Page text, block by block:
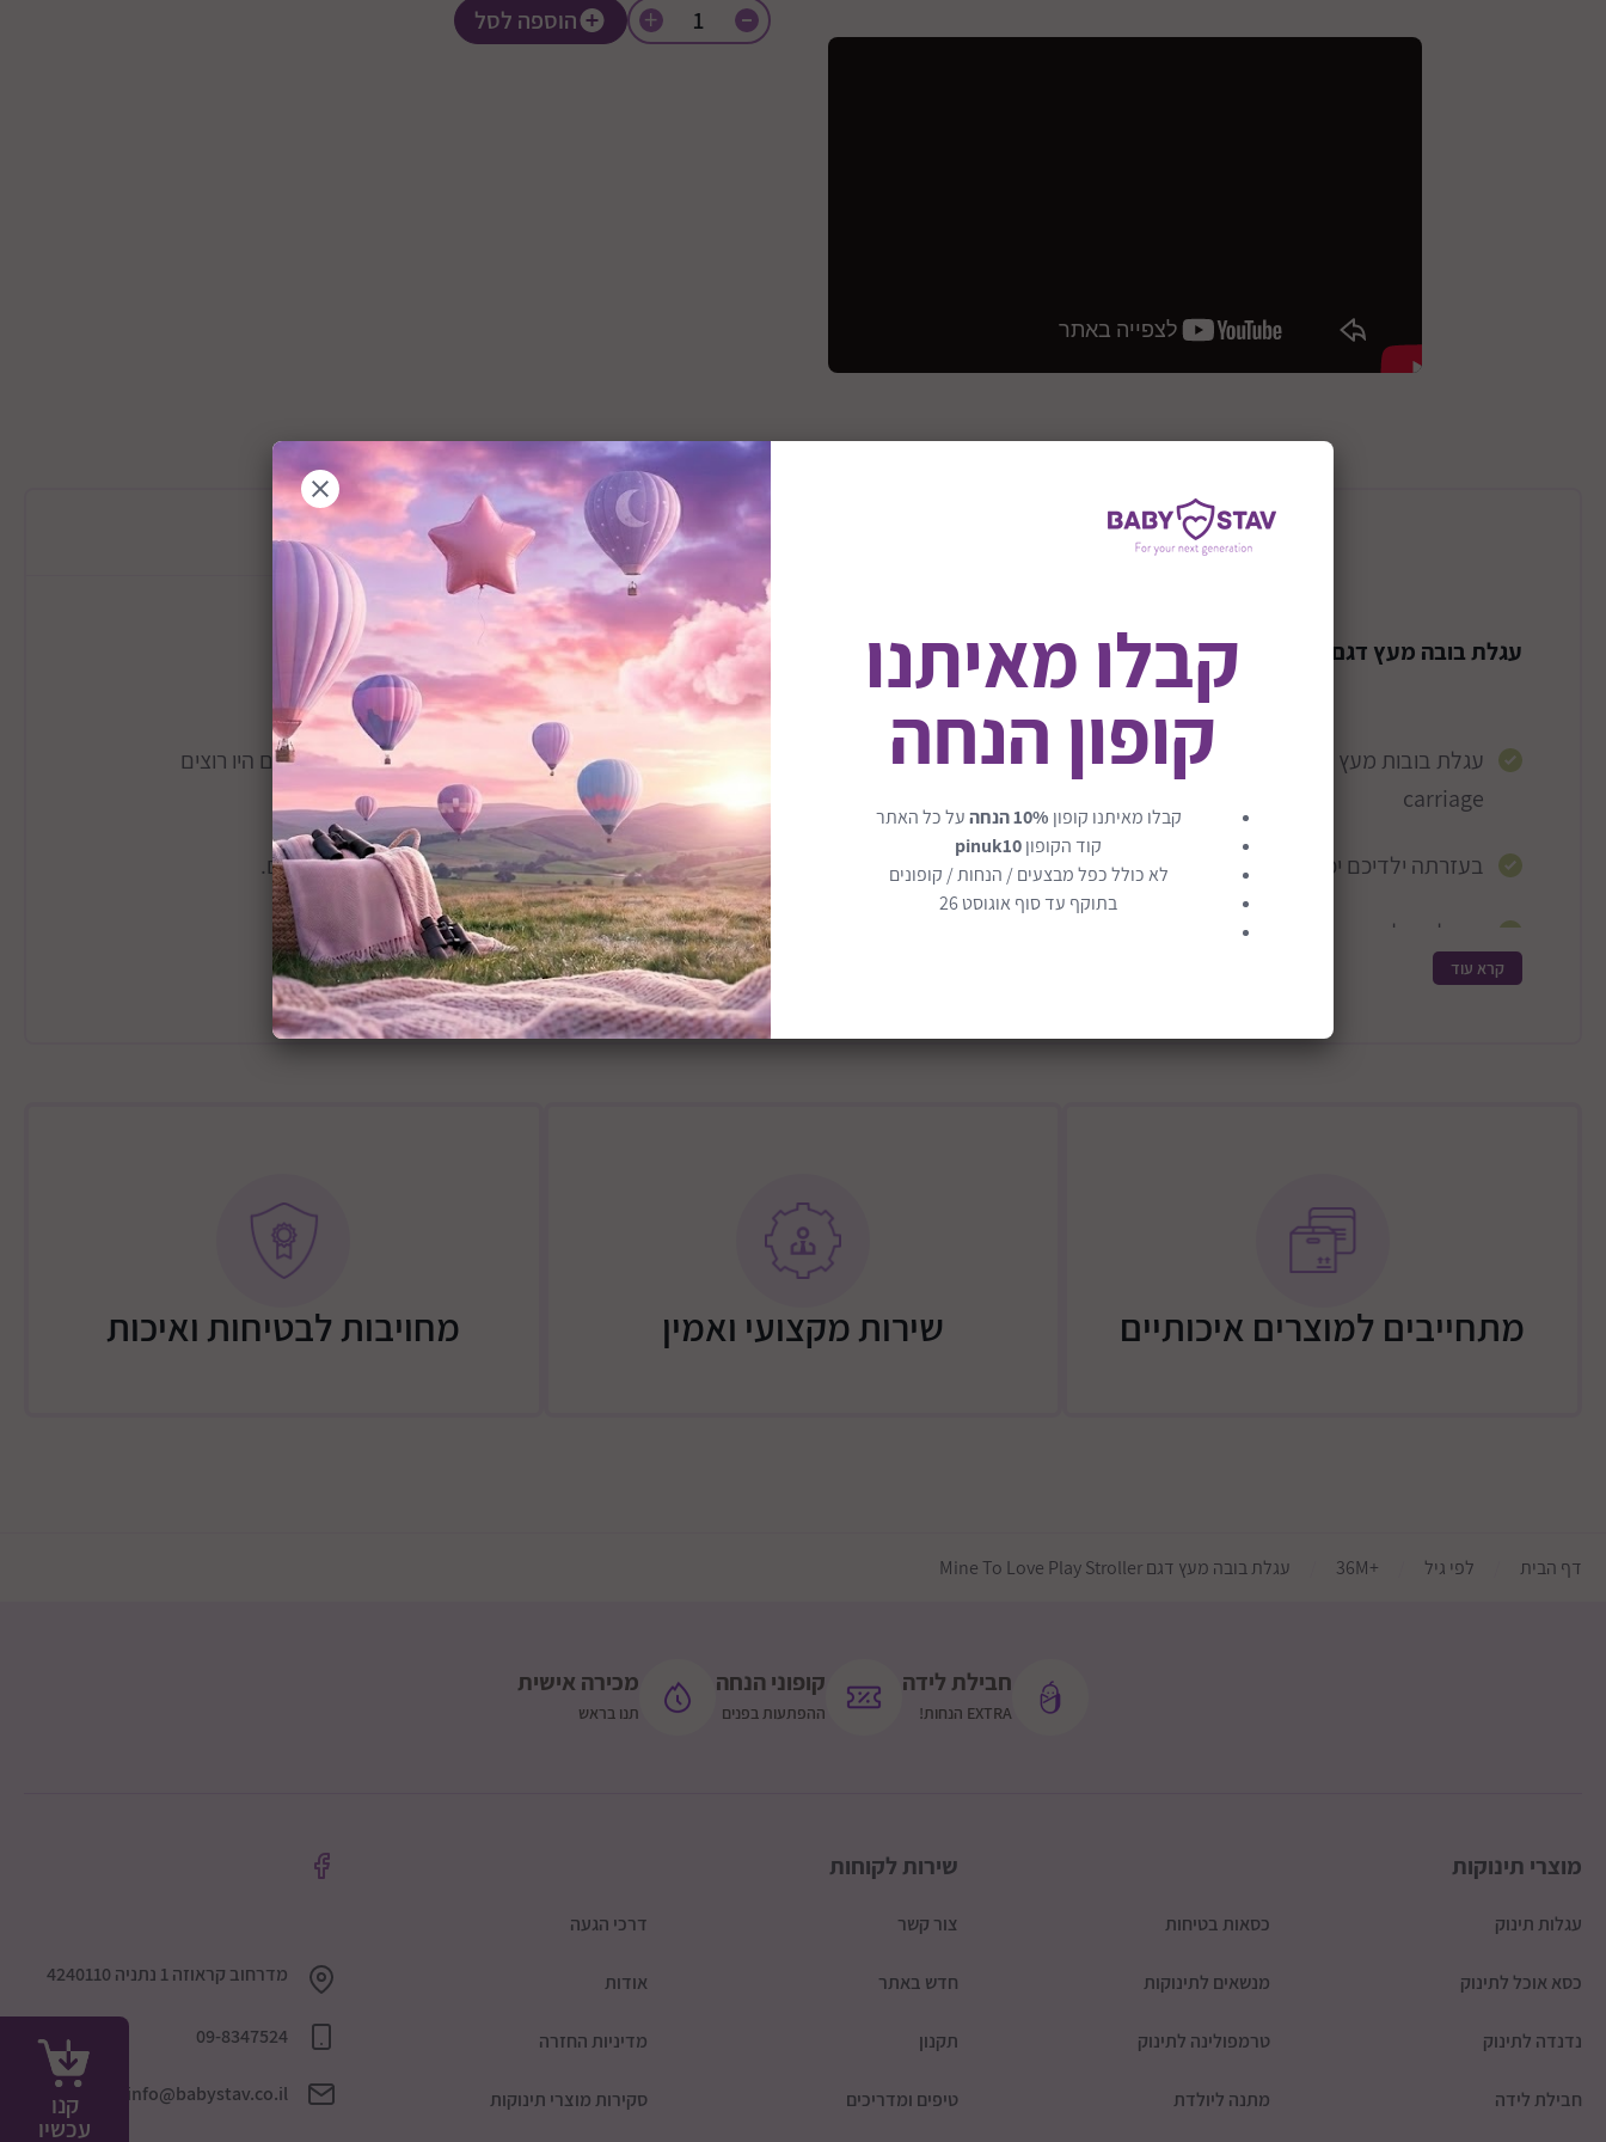
+ הוספה לסל
קנו
עכשיו
תיאור המוצר מידע כללי
עגלת בובה מעץ דגם Mine To Love Play Stroller
עגלת בובות מעץ מבית מליסה ודאג Melissa & Doug - Wooden doll
carriage
עגלת בובות מעץ - מתאימה למגוון רחב של בובות, כל הילדים היו רוצים
לקחת את הבובת שלהם איתם בעגלה זו.
בעזרתה ילדיכם יכולים להסיע את הבובות שלהם לכל מקום. העגלה היא פתרון הרבה יותר נוח מהחזקה של הבובות בידיים.
מושלמת לבובות. לצאת לטיולים מהנים עם ילדיכם והבובות שלהם.
כל מה שנדרש הוא מברג (לא כלול).
קרא עוד
מתחייבים למוצרים איכותיים שירות מקצועי ואמין מחויבות לבטיחות ואיכות
דף הבית לפי גיל +36M עגלת בובה מעץ דגם Mine To Love Play Stroller
חבילת לידה
EXTRA הנחות!
קופוני הנחה
ההפתעות בפנים
מכירה אישית
תנו בראש
מוצרי תינוקות
עגלות תינוק כסאות בטיחות
כסא אוכל לתינוק מנשאים לתינוקות
נדנדה לתינוק טרמפולינה לתינוק
חבילת לידה מתנה ליולדת
שירות לקוחות
צור קשר דרכי הגעה
חדש באתר אודות
תקנון מדיניות החזרה
טיפים ומדריכים סקירות מוצרי תינוקות
מדרחוב קראוזה 1 נתניה 4240110
09-8347524
info@babystav.co.il
קבלו מאיתנו
קופון הנחה
קבלו מאיתנו קופון 10% הנחה
על כל האתר
קוד הקופוןpinuk10
לא כולל כפל מבצעים / הנחות / קופונים
בתוקף עד סוף אוגוסט 26